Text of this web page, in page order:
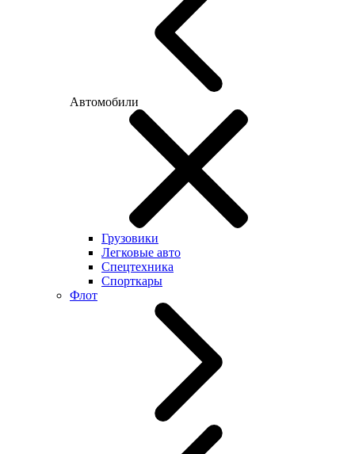
Автомобили
Грузовики
Легковые авто
Спецтехника
Спорткары
Флот